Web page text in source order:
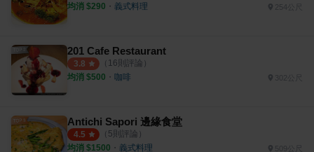
均消 $290 ・ 義式料理 254公尺
201 Cafe Restaurant
3.8 （ 16則評論）
均消 $500 ・ 咖啡
Antichi Sapori 邊緣食堂
4.5 （ 5則評論）
均消 $1500 ・ 義式料理 509公尺